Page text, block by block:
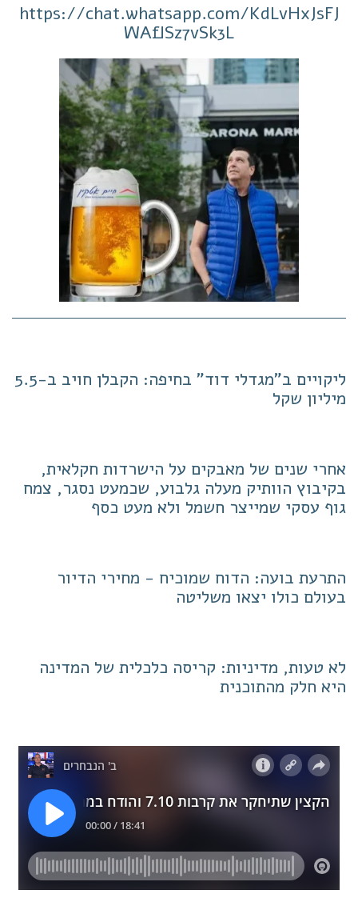
https://chat.whatsapp.com/KdLvHxJsFJ
WAflSz7vSk3L
ליקויים ב"מגדלי דוד" בחיפה: הקבלן חויב ב-5.5
מיליון שקל
אחרי שנים של מאבקים על הישרדות חקלאית,
בקיבוץ הוותיק מעלה גלבוע, שכמעט נסגר, צמח
גוף עסקי שמייצר חשמל ולא מעט כסף
התרעת בועה: הדוח שמוכיח - מחירי הדיור
בעולם כולו יצאו משליטה
לא טעות, מדיניות: קריסה כלכלית של המדינה
היא חלק מהתוכנית